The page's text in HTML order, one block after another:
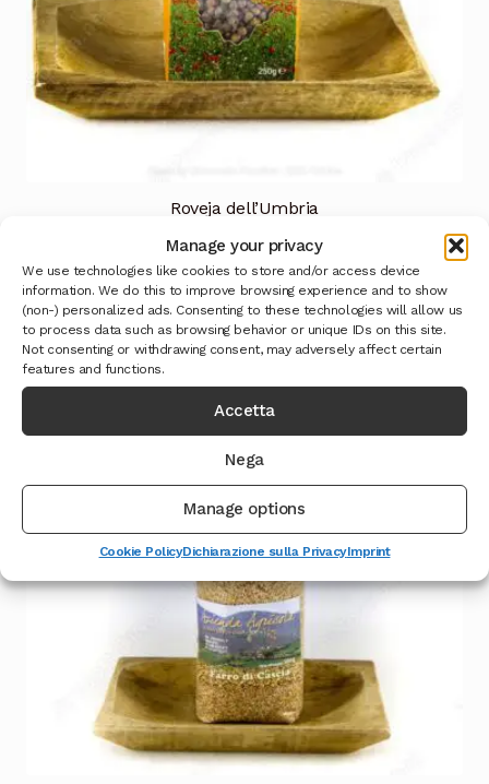
Manage your privacy
We use technologies like cookies to store and/or access device
information. We do this to improve browsing experience and to show
(non-) personalized ads. Consenting to these technologies will allow us
to process data such as browsing behavior or unique IDs on this site.
Not consenting or withdrawing consent, may adversely affect certain
features and functions.
Accetta
Nega
Manage options
Cookie PolicyDichiarazione sulla PrivacyImprint
Roveja dell’Umbria
Leggi tutto